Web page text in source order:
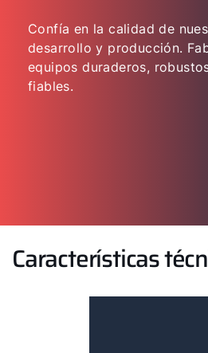
Confía en la calidad de
desarrollo y producción.
equipos duraderos,
fiables.
Características